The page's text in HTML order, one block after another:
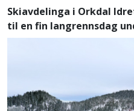
Skiavdelinga i Orkdal
til en fin langrennsdag